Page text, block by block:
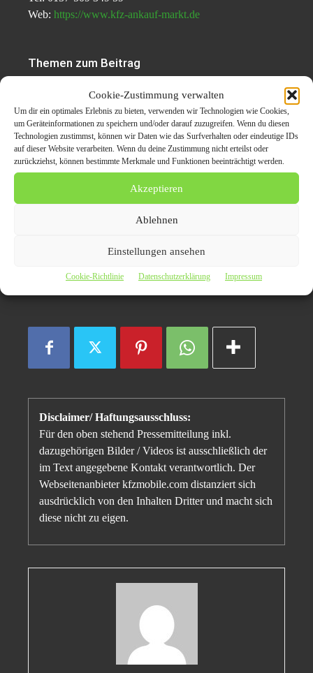
Cookie-Zustimmung verwalten
Um dir ein optimales Erlebnis zu bieten, verwenden wir Technologien wie Cookies,
um Geräteinformationen zu speichern und/oder darauf zuzugreifen. Wenn du diesen
Technologien zustimmst, können wir Daten wie das Surfverhalten oder eindeutige IDs
auf dieser Website verarbeiten. Wenn du deine Zustimmung nicht erteilst oder
zurückziehst, können bestimmte Merkmale und Funktionen beeinträchtigt werden.
Akzeptieren
Ablehnen
Einstellungen ansehen
Cookie-Richtlinie Datenschutzerklärung Impressum
Web: https://www.kfz-ankauf-markt.de
Themen zum Beitrag
Defektes Auto oder das
Geld für die Schrottpresse
und erhält hingegen noch
Geld für sein defektes KFZ
von Auto Ankauf
Disclaimer/ Haftungsausschluss:
Für den oben stehend Pressemitteilung inkl.
dazugehörigen Bilder / Videos ist ausschließlich der
im Text angegebene Kontakt verantwortlich. Der
Webseitenanbieter kfzmobile.com distanziert sich
ausdrücklich von den Inhalten Dritter und macht sich
diese nicht zu eigen.